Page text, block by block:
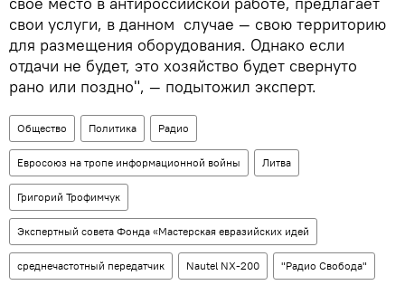
свои услуги, в данном случае — свою территорию
для размещения оборудования. Однако если
отдачи не будет, это хозяйство будет свернуто
рано или поздно", — подытожил эксперт.
Общество Политика Радио
Евросоюз на тропе информационной войны Литва
Григорий Трофимчук
Экспертный совета Фонда «Мастерская евразийских идей
среднечастотный передатчик Nautel NX-200 "Радио Свобода"